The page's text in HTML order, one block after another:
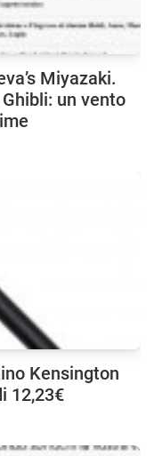
Miyazaki.
un vento
Kensington
12,23€